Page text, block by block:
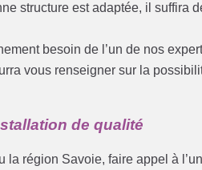
structure est adaptée, il suffira
besoin de l’un de nos
vous renseigner sur la
de qualité
la région Savoie, faire appel à